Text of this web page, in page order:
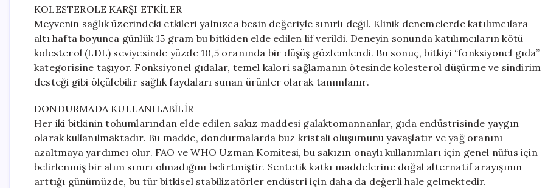
KOLESTEROLE KARŞI ETKİLER
Meyvenin sağlık üzerindeki etkileri yalnızca besin değeriyle sınırlı değil. Klinik denemelerde katılımcılara
altı hafta boyunca günlük 15 gram bu bitkiden elde edilen lif verildi. Deneyin sonunda katılımcıların kötü
kolesterol (LDL) seviyesinde yüzde 10,5 oranında bir düşüş gözlemlendi. Bu sonuç, bitkiyi “fonksiyonel gıda”
kategorisine taşıyor. Fonksiyonel gıdalar, temel kalori sağlamanın ötesinde kolesterol düşürme ve sindirim
desteği gibi ölçülebilir sağlık faydaları sunan ürünler olarak tanımlanır.
DONDURMADA KULLANILABİLİR
Her iki bitkinin tohumlarından elde edilen sakız maddesi galaktomannanlar, gıda endüstrisinde yaygın
olarak kullanılmaktadır. Bu madde, dondurmalarda buz kristali oluşumunu yavaşlatır ve yağ oranını
azaltmaya yardımcı olur. FAO ve WHO Uzman Komitesi, bu sakızın onaylı kullanımları için genel nüfus için
belirlenmiş bir alım sınırı olmadığını belirtmiştir. Sentetik katkı maddelerine doğal alternatif arayışının
arttığı günümüzde, bu tür bitkisel stabilizatörler endüstri için daha da değerli hale gelmektedir.